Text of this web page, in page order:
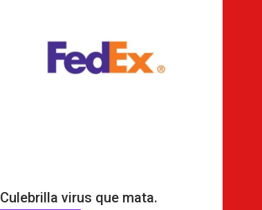
Culebrilla virus que mata.